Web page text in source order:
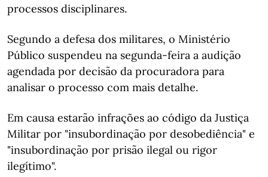
processos disciplinares.
Segundo a defesa dos militares, o Ministério
Público suspendeu na segunda-feira a audição
agendada por decisão da procuradora para
analisar o processo com mais detalhe.
Em causa estarão infrações ao código da Justiça
Militar por "insubordinação por desobediência" e
"insubordinação por prisão ilegal ou rigor
ilegítimo".